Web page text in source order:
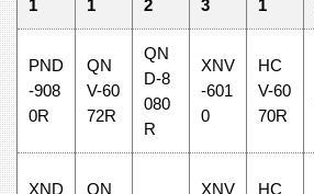
1
1
2
3
1
PND
-908
0R
QN
V-60
72R
QN
D-8
080
R
XNV
-601
0
HC
V-60
70R
XND
QN
XNV
HC